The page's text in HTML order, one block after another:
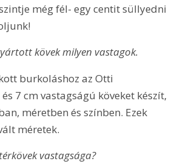
még fél- egy centit süllyedni
kövek milyen vastagok.
burkoláshoz az Otti
7 cm vastagságú köveket készít,
méretben és színben. Ezek
méretek.
vastagsága?